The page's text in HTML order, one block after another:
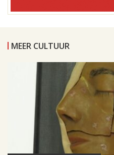
MEER CULTUUR